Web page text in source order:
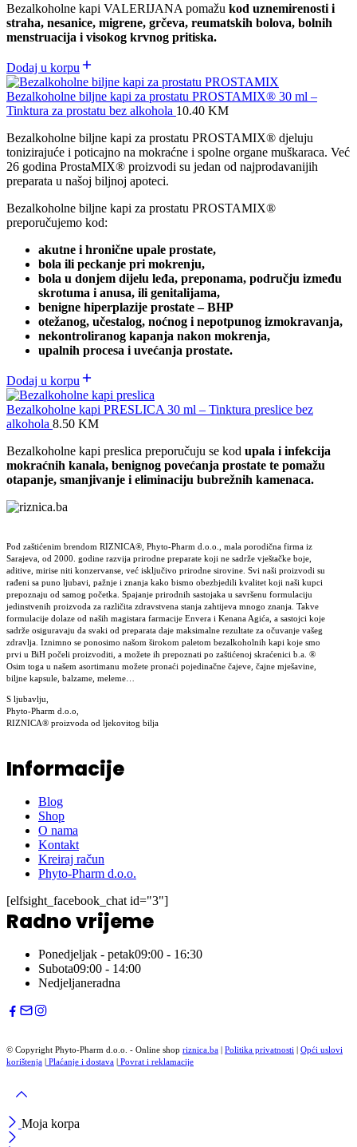
Bezalkoholne kapi VALERIJANA pomažu kod uznemirenosti i
straha, nesanice, migrene, grčeva, reumatskih bolova, bolnih
menstruacija i visokog krvnog pritiska.
Dodaj u korpu
Bezalkoholne biljne kapi za prostatu PROSTAMIX® 30 ml –
Tinktura za prostatu bez alkohola 10.40 KM
Bezalkoholne biljne kapi za prostatu PROSTAMIX® djeluju
tonizirajuće i poticajno na mokraćne i spolne organe muškaraca. Već
26 godina ProstaMIX® proizvodi su jedan od najprodavanijih
preparata u našoj biljnoj apoteci.
Bezalkoholne biljne kapi za prostatu PROSTAMIX®
preporučujemo kod:
akutne i hronične upale prostate,
bola ili peckanje pri mokrenju,
bola u donjem dijelu leđa, preponama, području između
skrotuma i anusa, ili genitalijama,
benigne hiperplazije prostate – BHP
otežanog, učestalog, noćnog i nepotpunog izmokravanja,
nekontroliranog kapanja nakon mokrenja,
upalnih procesa i uvećanja prostate.
Dodaj u korpu
Bezalkoholne kapi PRESLICA 30 ml – Tinktura preslice bez
alkohola 8.50 KM
Bezalkoholne kapi preslica preporučuju se kod upala i infekcija
mokraćnih kanala, benignog povećanja prostate te pomažu
otapanje, smanjivanje i eliminaciju bubrežnih kamenaca.
Pod zaštićenim brendom RIZNICA®, Phyto-Pharm d.o.o., mala porodična firma iz
Sarajeva, od 2000. godine razvija prirodne preparate koji ne sadrže vještačke boje,
aditive, mirise niti konzervanse, već isključivo prirodne sirovine. Svi naši proizvodi su
rađeni sa puno ljubavi, pažnje i znanja kako bismo obezbjedili kvalitet koji naši kupci
prepoznaju od samog početka. Spajanje prirodnih sastojaka u savršenu formulaciju
jedinstvenih proizvoda za različita zdravstvena stanja zahtijeva mnogo znanja. Takve
formulacije dolaze od naših magistara farmacije Envera i Kenana Agića, a sastojci koje
sadrže osiguravaju da svaki od preparata daje maksimalne rezultate za očuvanje vašeg
zdravlja. Iznimno se ponosimo našom širokom paletom bezalkoholnih kapi koje smo
prvi u BiH počeli proizvoditi, a možete ih prepoznati po zaštićenoj skraćenici b.a. ®
Osim toga u našem asortimanu možete pronaći pojedinačne čajeve, čajne mješavine,
biljne kapsule, balzame, meleme…
S ljubavlju,
Phyto-Pharm d.o.o,
RIZNICA® proizvoda od ljekovitog bilja
Informacije
Blog
Shop
O nama
Kontakt
Kreiraj račun
Phyto-Pharm d.o.o.
[elfsight_facebook_chat id="3"]
Radno vrijeme
Ponedjeljak - petak09:00 - 16:30
Subota09:00 - 14:00
Nedjeljaneradna
© Copyright Phyto-Pharm d.o.o. - Online shop riznica.ba | Politika privatnosti | Opći uslovi
korištenja | Plaćanje i dostava | Povrat i reklamacije
Moja korpa